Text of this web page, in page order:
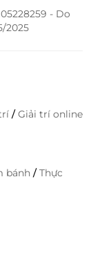
- Do
2025
/Giải trí online
bánh /Thực